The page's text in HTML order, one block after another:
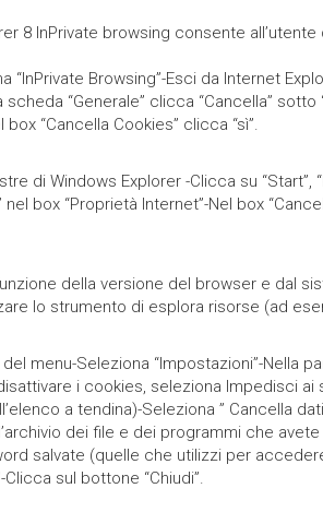
8 InPrivate browsing consente
Browsing”-Esci da Internet
“Generale” clicca “Cancella”
“Cancella Cookies” clicca “sì”.
di Windows Explorer -Clicca su “Start”,
box “Proprietà Internet”-Nel box
della versione del browser e dal
lo strumento di esplora risorse (ad
menu-Seleziona “Impostazioni”-
i cookies, seleziona Impedisci
a tendina)-Seleziona ” Cancella
dei file e dei programmi che
salvate (quelle che utilizzi per
sul bottone “Chiudi”.